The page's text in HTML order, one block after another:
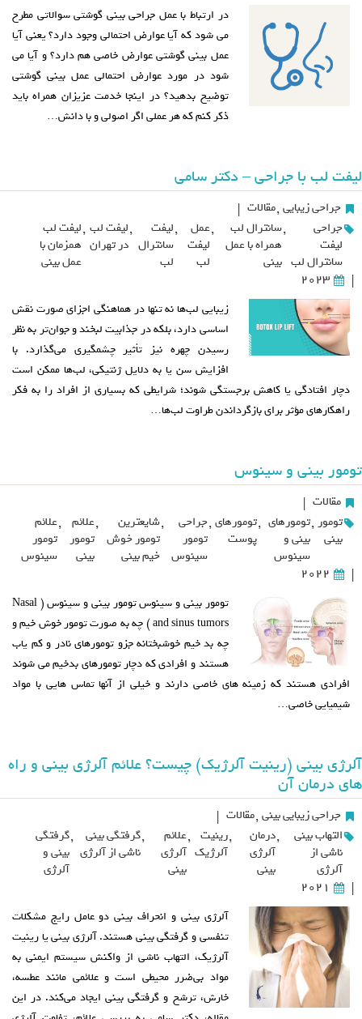
در ارتباط با عمل جراحی بینی گوشتی سوالاتی مطرح
می شود که آیا عوارض احتمالی وجود دارد؟ یعنی آیا
عمل بینی گوشتی عوارض خاصی هم دارد؟ و آیا می
شود در مورد عوارض احتمالی عمل بینی گوشتی
توضیح بدهید؟ در اینجا خدمت عزیزان همراه باید
ذکر کنم که هر عملی اگر اصولی و با دانش…
لیفت لب با جراحی – دکتر سامی
جراحی زیبایی ,مقالات |
جراحی
لیفت
سانترال لب
,سانترال لب
همراه با عمل
بینی
,عمل
لیفت
لب
,لیفت
سانترال
لب
,لیفت لب
در تهران
,لیفت لب
همزمان با
عمل بینی
|
2023
زیبایی لب‌ها نه تنها در هماهنگی اجزای صورت نقش
اساسی دارد، بلکه در جذابیت لبخند و جوان‌تر به نظر
رسیدن چهره نیز تأثیر چشمگیری می‌گذارد. با
افزایش سن یا به دلایل ژنتیکی، لب‌ها ممکن است
دچار افتادگی یا کاهش برجستگی شوند؛ شرایطی که بسیاری از افراد را به فکر
راهکارهای مؤثر برای بازگرداندن طراوت لب‌ها…
تومور بینی و سینوس
مقالات |
تومور
بینی
,تومورهای
بینی و
سینوس
,تومورهای
پوست
,جراحی
تومور
سینوس
,شایعترین
تومور خوش
خیم بینی
,علائم
تومور
بینی
,علائم
تومور
سینوس
|
2022
تومور بینی و سینوس تومور بینی و سینوس ( Nasal
and sinus tumors ) چه به صورت تومور خوش خیم و
چه بد خیم خوشبختانه جزو تومورهای نادر و کم یاب
هستند و افرادی که دچار تومورهای بدخیم می شوند
افرادی هستند که زمینه های خاصی دارند و خیلی از آنها تماس هایی با مواد
شیمیایی خاصی…
آلرژی بینی (رینیت آلرژیک) چیست؟ علائم آلرژی بینی و راه
های درمان آن
جراحی زیبایی بینی ,مقالات |
التهاب بینی
ناشی از
آلرژی
,درمان
آلرژی
بینی
,رینیت
آلرژیک
,علائم
آلرژی
بینی
,گرفتگی بینی
ناشی از آلرژی
,گرفتگی
بینی و
آلرژی
|
2021
آلرژی بینی و انحراف بینی دو عامل رایج مشکلات
تنفسی و گرفتگی بینی هستند. آلرژی بینی یا رینیت
آلرژیک، التهاب ناشی از واکنش سیستم ایمنی به
مواد بی‌ضرر محیطی است و علائمی مانند عطسه،
خارش، ترشح و گرفتگی بینی ایجاد می‌کند. در این